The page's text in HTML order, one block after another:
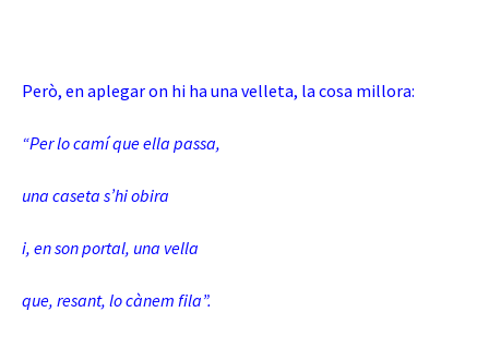
Però, en aplegar on hi ha una velleta, la cosa millora:
“Per lo camí que ella passa,
una caseta s’hi obira
i, en son portal, una vella
que, resant, lo cànem fila”.